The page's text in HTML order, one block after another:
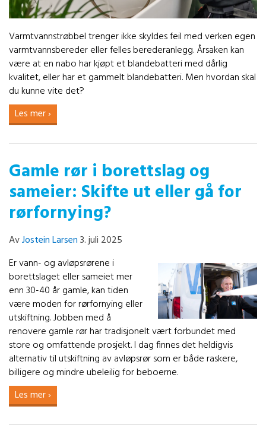
Varmtvannstrøbbel trenger ikke skyldes feil med verken egen
varmtvannsbereder eller felles berederanlegg. Årsaken kan
være at en nabo har kjøpt et blandebatteri med dårlig
kvalitet, eller har et gammelt blandebatteri. Men hvordan skal
du kunne vite det?
Les mer ›
Gamle rør i borettslag og
sameier: Skifte ut eller gå for
rørfornying?
AvJostein Larsen3. juli 2025
Er vann- og avløpsrørene i
borettslaget eller sameiet mer
enn 30-40 år gamle, kan tiden
være moden for rørfornying eller
utskiftning. Jobben med å
renovere gamle rør har tradisjonelt vært forbundet med
store og omfattende prosjekt. I dag finnes det heldigvis
alternativ til utskiftning av avløpsrør som er både raskere,
billigere og mindre ubeleilig for beboerne.
Les mer ›